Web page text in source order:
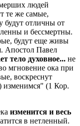
людей
те же самые,
будут отличны от
и бессмертны.
будут еще живы
Апостол Павел
тело духовное... не
мгновение ока при
воскреснут
(1 Кор.
изменится и весь
в нетленный.